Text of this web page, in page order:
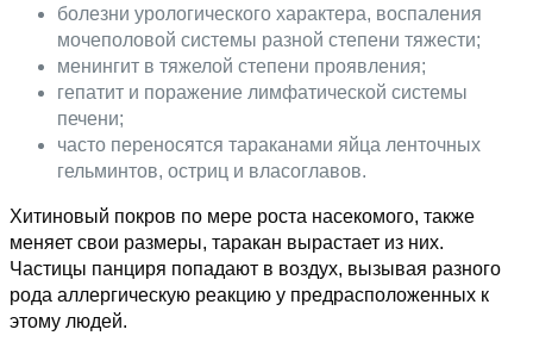
болезни урологического характера, воспаления
мочеполовой системы разной степени тяжести;
менингит в тяжелой степени проявления;
гепатит и поражение лимфатической системы
печени;
часто переносятся тараканами яйца ленточных
гельминтов, остриц и власоглавов.
Хитиновый покров по мере роста насекомого, также
меняет свои размеры, таракан вырастает из них.
Частицы панциря попадают в воздух, вызывая разного
рода аллергическую реакцию у предрасположенных к
этому людей.